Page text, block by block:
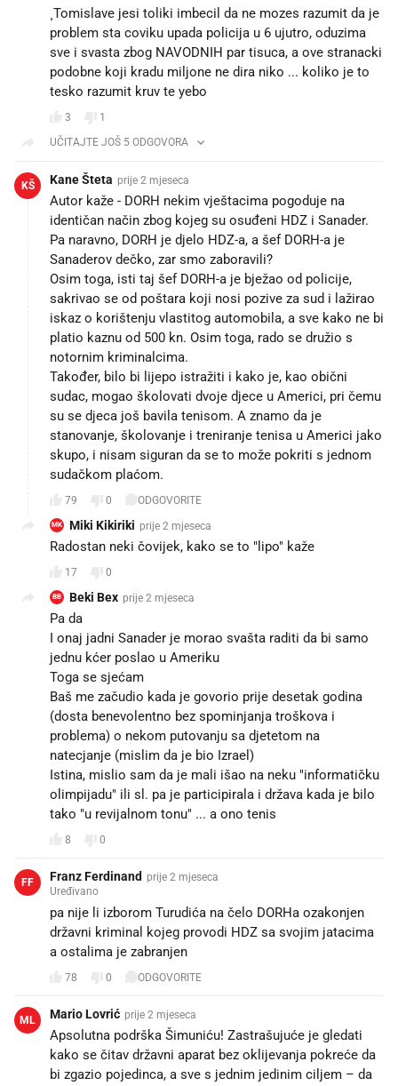
¸Tomislave jesi toliki imbecil da ne mozes razumit da je
problem sta coviku upada policija u 6 ujutro, oduzima
sve i svasta zbog NAVODNIH par tisuca, a ove stranacki
podobne koji kradu miljone ne dira niko ... koliko je to
tesko razumit kruv te yebo
3
1
UČITAJTE JOŠ 5 ODGOVORA
KŠ Kane Šteta prije 2 mjeseca
Autor kaže - DORH nekim vještacima pogoduje na
identičan način zbog kojeg su osuđeni HDZ i Sanader.
Pa naravno, DORH je djelo HDZ-a, a šef DORH-a je
Sanaderov dečko, zar smo zaboravili?
Osim toga, isti taj šef DORH-a je bježao od policije,
sakrivao se od poštara koji nosi pozive za sud i lažirao
iskaz o korištenju vlastitog automobila, a sve kako ne bi
platio kaznu od 500 kn. Osim toga, rado se družio s
notornim kriminalcima.
Također, bilo bi lijepo istražiti i kako je, kao obični
sudac, mogao školovati dvoje djece u Americi, pri čemu
su se djeca još bavila tenisom. A znamo da je
stanovanje, školovanje i treniranje tenisa u Americi jako
skupo, i nisam siguran da se to može pokriti s jednom
sudačkom plaćom.
79 0 ODGOVORITE
MK Miki Kikiriki prije 2 mjeseca
Radostan neki čovijek, kako se to "lipo" kaže
17 0
BB Beki Bex prije 2 mjeseca
Pa da
I onaj jadni Sanader je morao svašta raditi da bi samo
jednu kćer poslao u Ameriku
Toga se sjećam
Baš me začudio kada je govorio prije desetak godina
(dosta benevolentno bez spominjanja troškova i
problema) o nekom putovanju sa djetetom na
natecjanje (mislim da je bio Izrael)
Istina, mislio sam da je mali išao na neku "informatičku
olimpijadu" ili sl. pa je participirala i država kada je bilo
tako "u revijalnom tonu" ... a ono tenis
8 0
FF Franz Ferdinand prije 2 mjeseca
Uređivano
pa nije li izborom Turudića na čelo DORHa ozakonjen
državni kriminal kojeg provodi HDZ sa svojim jatacima
a ostalima je zabranjen
78 0 ODGOVORITE
ML Mario Lovrić prije 2 mjeseca
Apsolutna podrška Šimuniću! Zastrašujuće je gledati
kako se čitav državni aparat bez oklijevanja pokreće da
bi zgazio pojedinca, a sve s jednim jedinim ciljem – da